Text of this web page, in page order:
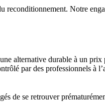
reconditionnement. Notre
alternative durable à un
par des professionnels
de se retrouver